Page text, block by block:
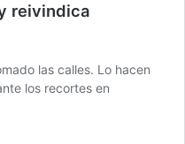
reivindica
las calles. Lo hacen
los recortes en